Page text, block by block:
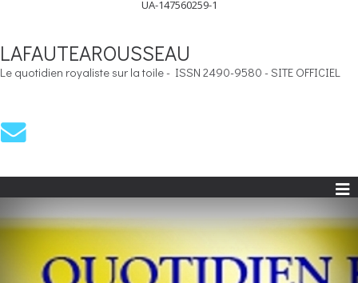
UA-147560259-1
LAFAUTEAROUSSEAU
Le quotidien royaliste sur la toile - ISSN 2490-9580 - SITE OFFICIEL